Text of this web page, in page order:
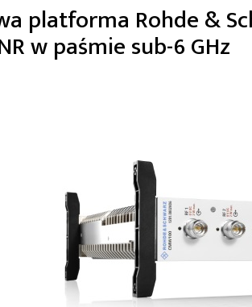
platforma Rohde &
w paśmie sub-6 GHz